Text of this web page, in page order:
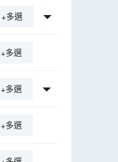
+多選
+多選
+多選
+多選